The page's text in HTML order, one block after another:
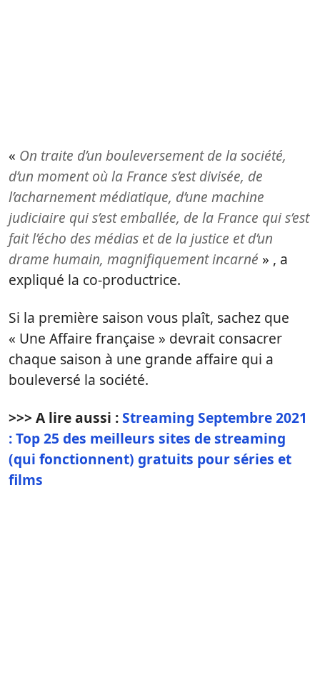
« On traite d’un bouleversement de la société,
d’un moment où la France s’est divisée, de
l’acharnement médiatique, d’une machine
judiciaire qui s’est emballée, de la France qui s’est
fait l’écho des médias et de la justice et d’un
drame humain, magnifiquement incarné » , a
expliqué la co-productrice.
Si la première saison vous plaît, sachez que
« Une Affaire française » devrait consacrer
chaque saison à une grande affaire qui a
bouleversé la société.
>>> A lire aussi :Streaming Septembre 2021
: Top 25 des meilleurs sites de streaming
(qui fonctionnent) gratuits pour séries et
films